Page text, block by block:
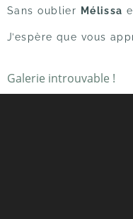
Sans oublier Mélissa
J’espère que vous
Galerie introuvable !